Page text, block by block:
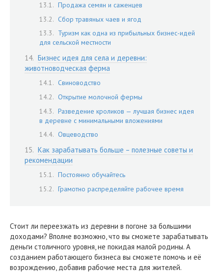
Продажа семян и саженцев
Сбор травяных чаев и ягод
Туризм как одна из прибыльных бизнес-идей
для сельской местности
Бизнес идея для села и деревни:
животноводческая ферма
Свиноводство
Открытие молочной фермы
Разведение кроликов — лучшая бизнес идея
в деревне с минимальными вложениями
Овцеводство
Как зарабатывать больше – полезные советы и
рекомендации
Постоянно обучайтесь
Грамотно распределяйте рабочее время
Стоит ли переезжать из деревни в погоне за большими
доходами? Вполне возможно, что вы сможете зарабатывать
деньги столичного уровня, не покидая малой родины. А
созданием работающего бизнеса вы сможете помочь и её
возрождению, добавив рабочие места для жителей.